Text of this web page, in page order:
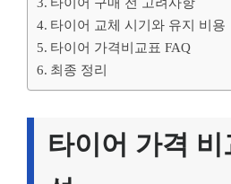
타이어 교체 시기와 유지 비용
타이어 가격비교표 FAQ
최종 정리
타이어 가격